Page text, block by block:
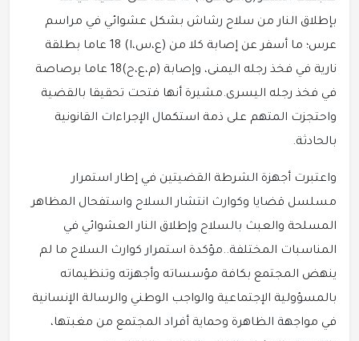
بإطلاق النار من سلاح رشاش بشكل عشوائي في مراسم
عرس؛ ما أسفر عن إصابة كلا من (ع،س،ا) 18 عاما بطلقة
نارية في فخذ رجله اليمنى، وإصابة (م،ع،ح)18 عاما برصاصة
في فخذ رجله اليسرى.مشيرة أنها فتحت تحقيقا بالقضية
واحتجزت المتهم على ذمة استكمال الإجراءات القانونية
بالحادثة.
واعتبرت أجهزة الشرطة القضيتين في إطار استمرار
مسلسل قضايا وكوارث انتشار السلاح واستفحال المظاهر
المسلحة والعبث بالسلاح وإطلاق النار العشوائي في
المناسبات المختلفة..مؤكدة استمرار كوارث السلاح ما لم
ينهض المجتمع بكافة مؤسساته وأجهزته وتنظيماته
بالمسؤولية الإجتماعية والواجب الوطني والرسالة الإنسانية
في مواجهة الظاهرة وحماية أفراد المجتمع من مغبتها،